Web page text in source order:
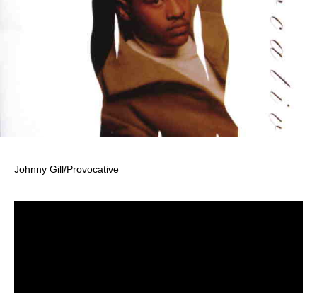
Johnny Gill/Provocative